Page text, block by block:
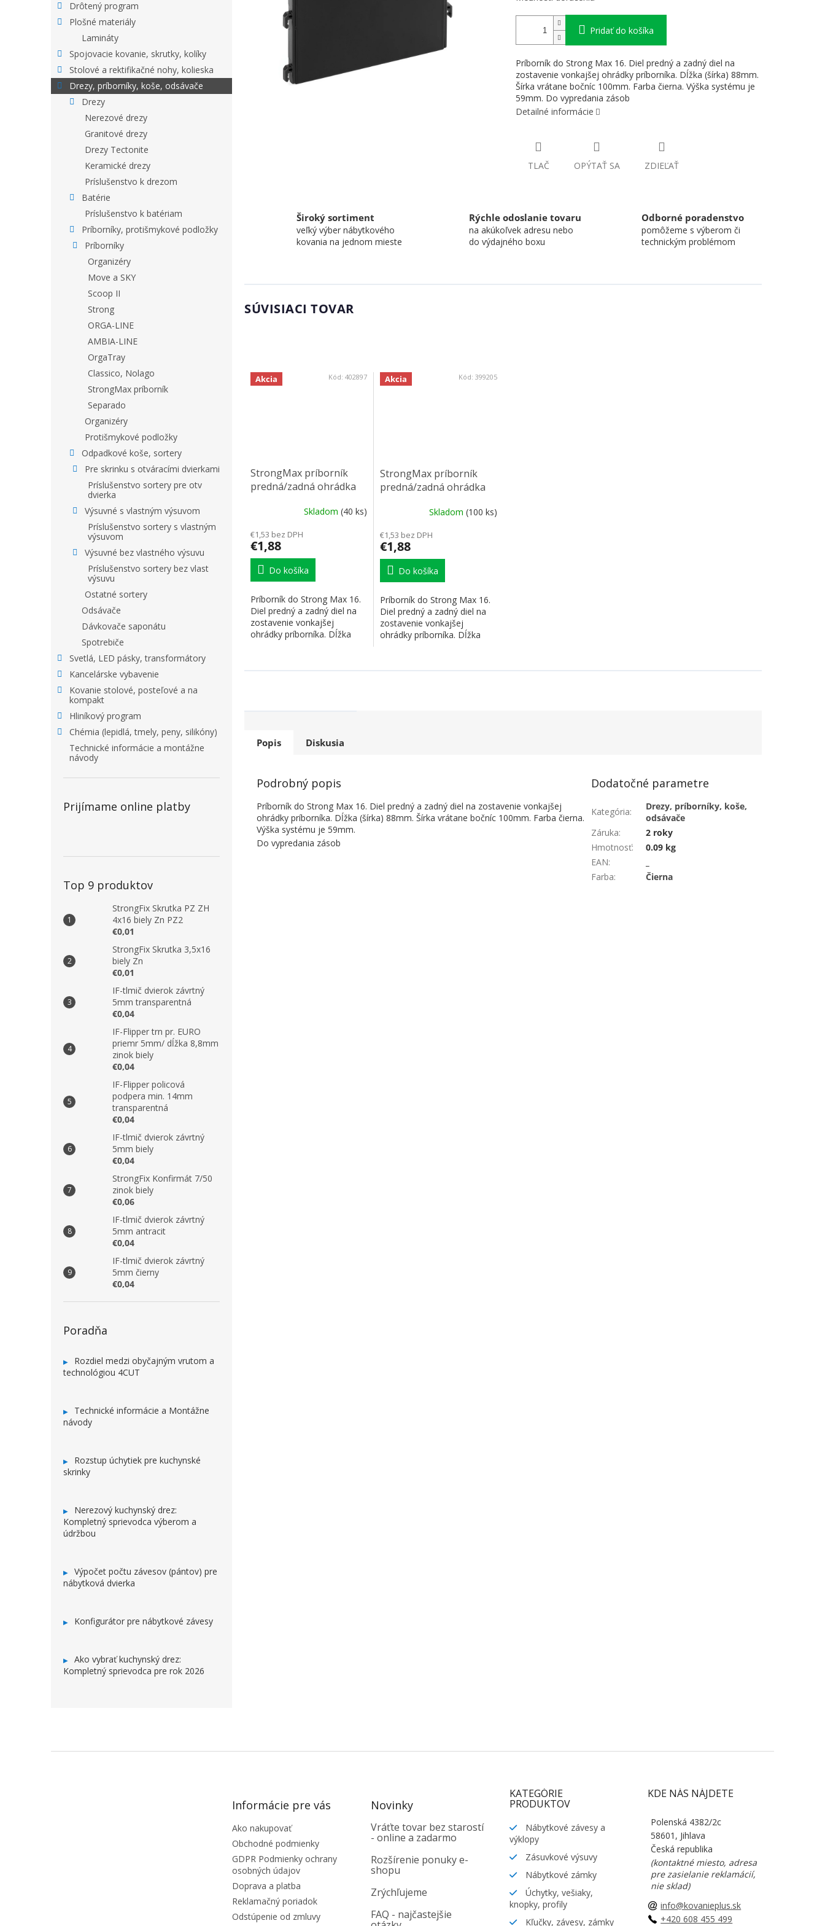
Drôtený program
Plošné materiály
Lamináty
Spojovacie kovanie, skrutky, kolíky
Stolové a rektifikačné nohy, kolieska
Drezy, príborníky, koše, odsávače
Drezy
Nerezové drezy
Granitové drezy
Drezy Tectonite
Keramické drezy
Príslušenstvo k drezom
Batérie
Príslušenstvo k batériam
Príborníky, protišmykové podložky
Príborníky
Organizéry
Move a SKY
Scoop II
Strong
ORGA-LINE
AMBIA-LINE
OrgaTray
Classico, Nolago
StrongMax príborník
Separado
Organizéry
Protišmykové podložky
Odpadkové koše, sortery
Pre skrinku s otváracími dvierkami
Príslušenstvo sortery pre otv
dvierka
Výsuvné s vlastným výsuvom
Príslušenstvo sortery s vlastným
výsuvom
Výsuvné bez vlastného výsuvu
Príslušenstvo sortery bez vlast
výsuvu
Ostatné sortery
Odsávače
Dávkovače saponátu
Spotrebiče
Svetlá, LED pásky, transformátory
Kancelárske vybavenie
Kovanie stolové, posteľové a na
kompakt
Hliníkový program
Chémia (lepidlá, tmely, peny, silikóny)
Technické informácie a montážne
návody
Prijímame online platby
Top 9 produktov
StrongFix Skrutka PZ ZH
4x16 biely Zn PZ2
€0,01
StrongFix Skrutka 3,5x16
biely Zn
€0,01
IF-tlmič dvierok závrtný
5mm transparentná
€0,04
IF-Flipper trn pr. EURO
priemr 5mm/ dĺžka 8,8mm
zinok biely
€0,04
IF-Flipper policová
podpera min. 14mm
transparentná
€0,04
IF-tlmič dvierok závrtný
5mm biely
€0,04
StrongFix Konfirmát 7/50
zinok biely
€0,06
IF-tlmič dvierok závrtný
5mm antracit
€0,04
IF-tlmič dvierok závrtný
5mm čierny
€0,04
Poradňa
Rozdiel medzi obyčajným vrutom a
technológiou 4CUT
Technické informácie a Montážne
návody
Rozstup úchytiek pre kuchynské
skrinky
Nerezový kuchynský drez:
Kompletný sprievodca výberom a
údržbou
Výpočet počtu závesov (pántov) pre
nábytková dvierka
Konfigurátor pre nábytkové závesy
Ako vybrať kuchynský drez:
Kompletný sprievodca pre rok 2026
Pridať do košíka
Príborník do Strong Max 16. Diel predný a zadný diel na
zostavenie vonkajšej ohrádky príborníka. Dĺžka (šírka) 88mm.
Šírka vrátane bočníc 100mm. Farba čierna. Výška systému je
59mm. Do vypredania zásob
Detailné informácie
TLAČ OPÝTAŤ SA ZDIEĽAŤ
Široký sortiment
veľký výber nábytkového
kovania na jednom mieste
Rýchle odoslanie tovaru
na akúkoľvek adresu nebo
do výdajného boxu
Odborné poradenstvo
pomôžeme s výberom či
technickým problémom
SÚVISIACI TOVAR
Akcia
StrongMax príborník
predná/zadná ohrádka
Skladom (40 ks)
€1,53 bez DPH
€1,88
Do košíka
Príborník do Strong Max 16.
Diel predný a zadný diel na
zostavenie vonkajšej
ohrádky príborníka. Dĺžka
Kód: 402897 Akcia
StrongMax príborník
predná/zadná ohrádka
Skladom (100 ks)
€1,53 bez DPH
€1,88
Do košíka
Príborník do Strong Max 16.
Diel predný a zadný diel na
zostavenie vonkajšej
ohrádky príborníka. Dĺžka
Kód: 399205
Popis Diskusia
Podrobný popis
Príborník do Strong Max 16. Diel predný a zadný diel na zostavenie vonkajšej
ohrádky príborníka. Dĺžka (šírka) 88mm. Šírka vrátane bočníc 100mm. Farba čierna.
Výška systému je 59mm.
Do vypredania zásob
Dodatočné parametre
Kategória:
Drezy, príborníky, koše,
odsávače
Záruka:
2 roky
Hmotnosť:
0.09 kg
EAN:
Farba: Čierna
Informácie pre vás
Ako nakupovať
Obchodné podmienky
GDPR Podmienky ochrany
osobných údajov
Doprava a platba
Reklamačný poriadok
Odstúpenie od zmluvy
Novinky
Vráťte tovar bez starostí
- online a zadarmo
Rozšírenie ponuky e-
shopu
Zrýchľujeme
FAQ - najčastejšie
KATEGÓRIE
PRODUKTOV
Nábytkové závesy a
výklopy
Zásuvkové výsuvy
Nábytkové zámky
Úchytky, vešiaky,
knopky, profily
Kľučky, závesy, zámky
KDE NÁS NÁJDETE
Polenská 4382/2c
58601, Jihlava
Česká republika
(kontaktné miesto, adresa
pre zasielanie reklamácií,
nie sklad)
info@kovanieplus.sk
+420 608 455 499